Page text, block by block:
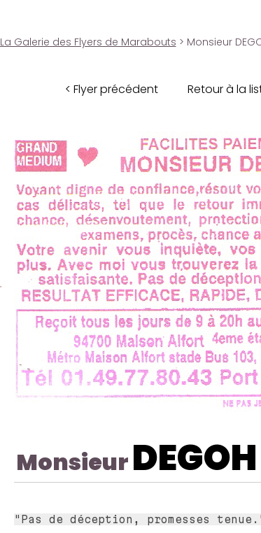
La Galerie des Flyers de Marabouts > Monsieur
< Flyer précédent Retour à la
MonsieurDEGOH
"Pas de déception, promesses